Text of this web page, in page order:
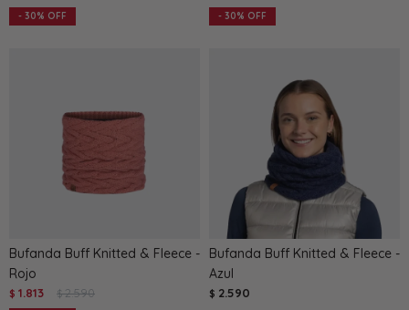
30 30
Bufanda Buff Knitted & Fleece -
Rojo
$ 1.813 $ 2.590
Bufanda Buff Knitted & Fleece -
Azul
$ 2.590